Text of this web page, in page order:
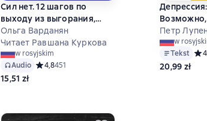
Сил нет. 12 шагов по
выходу из выгорания,
бессилия и
начинающейся депрессии
Ольга Варданян
Читает Равшана Куркова
w rosyjskim
Audio Средний рейтинг 4,8 на основе 451 оценок
4,8451
15,51 zł
радостная
жизни
Петр
w
Tekst
20,99 zł